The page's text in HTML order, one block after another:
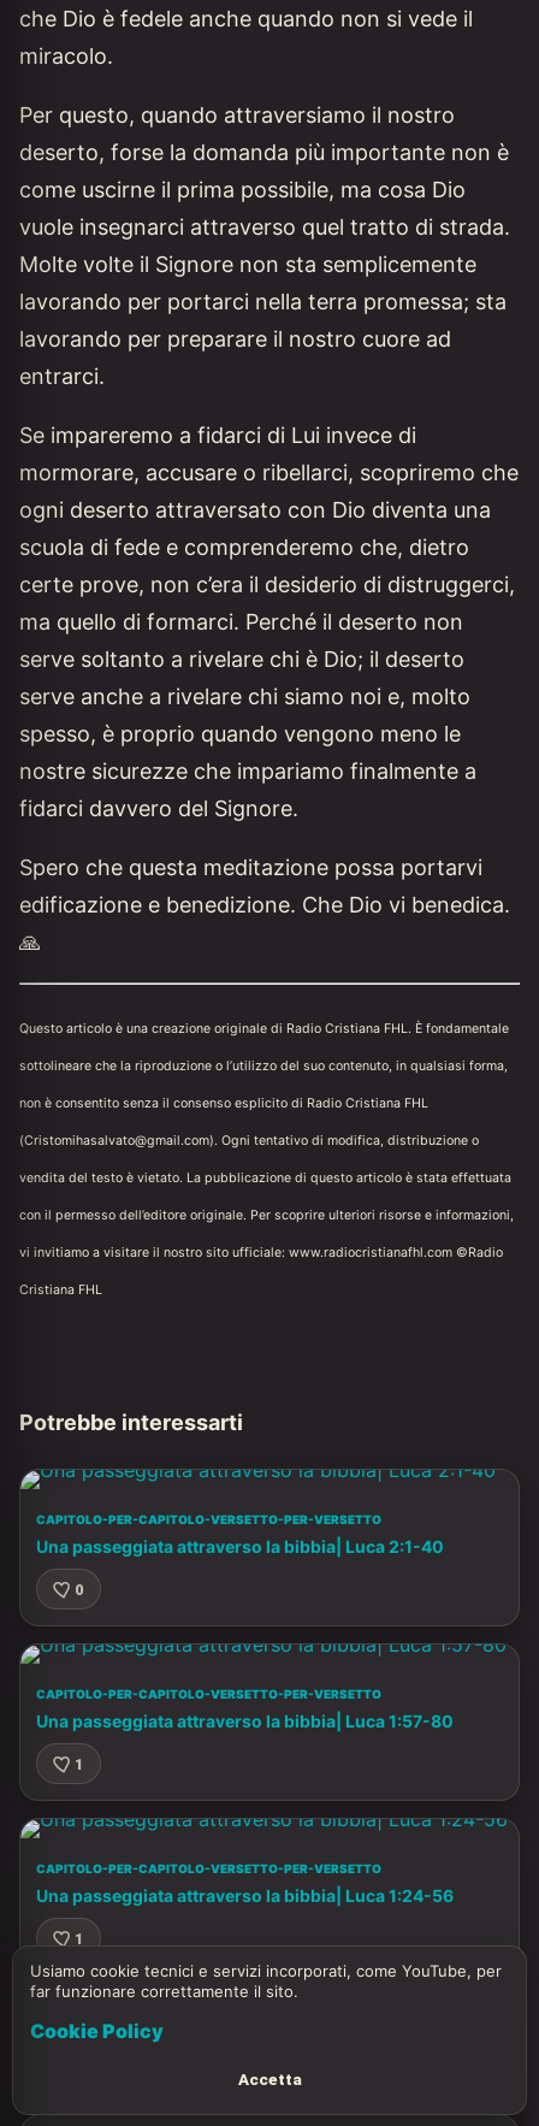
che Dio è fedele anche quando non si vede il
miracolo.
Per questo, quando attraversiamo il nostro
deserto, forse la domanda più importante non è
come uscirne il prima possibile, ma cosa Dio
vuole insegnarci attraverso quel tratto di strada.
Molte volte il Signore non sta semplicemente
lavorando per portarci nella terra promessa; sta
lavorando per preparare il nostro cuore ad
entrarci.
Se impareremo a fidarci di Lui invece di
mormorare, accusare o ribellarci, scopriremo che
ogni deserto attraversato con Dio diventa una
scuola di fede e comprenderemo che, dietro
certe prove, non c’era il desiderio di distruggerci,
ma quello di formarci. Perché il deserto non
serve soltanto a rivelare chi è Dio; il deserto
serve anche a rivelare chi siamo noi e, molto
spesso, è proprio quando vengono meno le
nostre sicurezze che impariamo finalmente a
fidarci davvero del Signore.
Spero che questa meditazione possa portarvi
edificazione e benedizione. Che Dio vi benedica.
🙏
Questo articolo è una creazione originale di Radio Cristiana FHL. È fondamentale
sottolineare che la riproduzione o l’utilizzo del suo contenuto, in qualsiasi forma,
non è consentito senza il consenso esplicito di Radio Cristiana FHL
(Cristomihasalvato@gmail.com). Ogni tentativo di modifica, distribuzione o
vendita del testo è vietato. La pubblicazione di questo articolo è stata effettuata
con il permesso dell’editore originale. Per scoprire ulteriori risorse e informazioni,
vi invitiamo a visitare il nostro sito ufficiale: www.radiocristianafhl.com ©Radio
Cristiana FHL
Potrebbe interessarti
CAPITOLO-PER-CAPITOLO-VERSETTO-PER-VERSETTO
Una passeggiata attraverso la bibbia| Luca 2:1-40
0
CAPITOLO-PER-CAPITOLO-VERSETTO-PER-VERSETTO
Una passeggiata attraverso la bibbia| Luca 1:57-80
1
CAPITOLO-PER-CAPITOLO-VERSETTO-PER-VERSETTO
Una passeggiata attraverso la bibbia| Luca 1:24-56
1
Usiamo cookie tecnici e servizi incorporati, come YouTube, per
far funzionare correttamente il sito.
Cookie Policy
Accetta